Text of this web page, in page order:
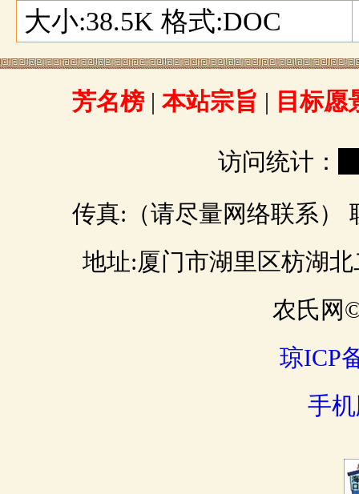
大小:38.5K 格式:DOC
芳名榜| 本站宗旨 | 目标愿
访问统计：
传真:（请尽量网络联系）
地址:厦门市湖里区枋湖
农氏网
琼ICP
手